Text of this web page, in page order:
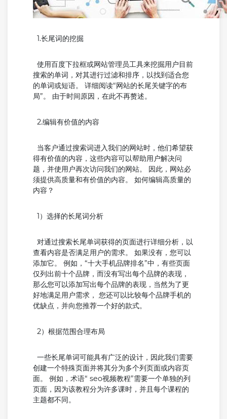
1.长尾词的挖掘
使用百度下拉框或网站管理员工具来挖掘用户目前
搜索的单词，对其进行过滤和排序，以找到适合您
的单词或短语。 详细阅读“网站的长尾关键字的布
局”。 由于时间原因，在此不再赘述。
2.编辑有价值的内容
当客户通过搜索词进入我们的网站时，他们希望获
得有价值的内容，这些内容可以帮助用户解决问
题，并使用户再次访问我们的网站。 因此，网站必
须提供高质量和有价值的内容。 如何编辑高质量的
内容？
1）选择的长尾词分析
对通过搜索长尾单词获得的页面进行详细分析，以
查看内容是否满足用户的需求。 如果没有，您可以
添加它。 例如，“十大手机品牌排名”中，有些页面
仅列出前十个品牌，而没有写出每个品牌的表现，
那么您可以添加写出每个品牌的表现，当然为了更
好地满足用户需求， 您还可以比较每个品牌手机的
优缺点，并向您推荐一个好的款式。
2）根据范围合理布局
一些长尾单词可能具有广泛的设计，因此我们需要
创建一个特殊页面并将其分为多个列页面或内容页
面。 例如，术语“ seo视频教程”需要一个单独的列
页面，因为该教程分为许多课时，并且每个课程的
主题都不同。